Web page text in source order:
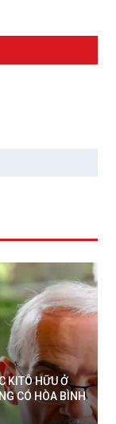
KITÔ HỮU Ở
CÓ HÒA BÌNH